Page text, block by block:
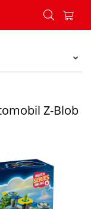
Z-Blob -
Z-Blob